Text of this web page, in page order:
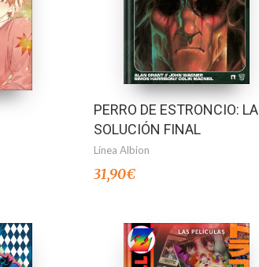
PERRO DE ESTRONCIO: LA
SOLUCIÓN FINAL
Línea Albion
31,90€